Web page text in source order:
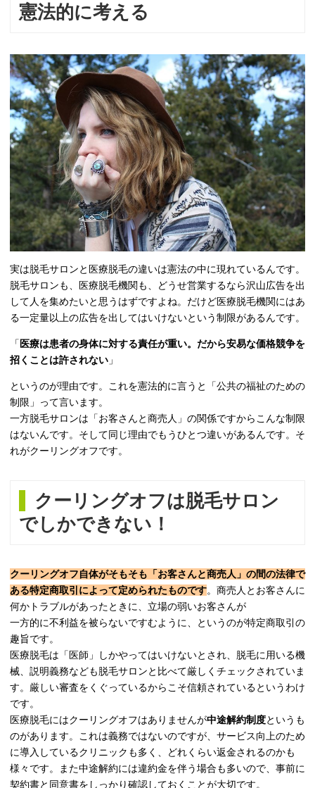
憲法的に考える
実は脱毛サロンと医療脱毛の違いは憲法の中に現れているんです。
脱毛サロンも、医療脱毛機関も、どうせ営業するなら沢山広告を出
して人を集めたいと思うはずですよね。だけど医療脱毛機関にはあ
る一定量以上の広告を出してはいけないという制限があるんです。
「 医療は患者の身体に対する責任が重い。だから安易な価格競争を
招くことは許されない 」
というのが理由です。これを憲法的に言うと「公共の福祉のための
制限」って言います。
一方脱毛サロンは「お客さんと商売人」の関係ですからこんな制限
はないんです。そして同じ理由でもうひとつ違いがあるんです。そ
れがクーリングオフです。
クーリングオフは脱毛サロン
でしかできない！
クーリングオフ自体がそもそも「お客さんと商売人」の間の法律で
ある特定商取引によって定められたものです。商売人とお客さんに
何かトラブルがあったときに、立場の弱いお客さんが
一方的に不利益を被らないですむように、というのが特定商取引の
趣旨です。
医療脱毛は「医師」しかやってはいけないとされ、脱毛に用いる機
械、説明義務なども脱毛サロンと比べて厳しくチェックされていま
す。厳しい審査をくぐっているからこそ信頼されているというわけ
です。
医療脱毛にはクーリングオフはありませんが中途解約制度というも
のがあります。これは義務ではないのですが、サービス向上のため
に導入しているクリニックも多く、どれくらい返金されるのかも
様々です。また中途解約には違約金を伴う場合も多いので、事前に
契約書と同意書をしっかり確認しておくことが大切です。